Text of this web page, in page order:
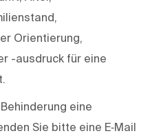
Orientierung,
-ausdruck für eine
eine
Sie bitte eine E‑Mail